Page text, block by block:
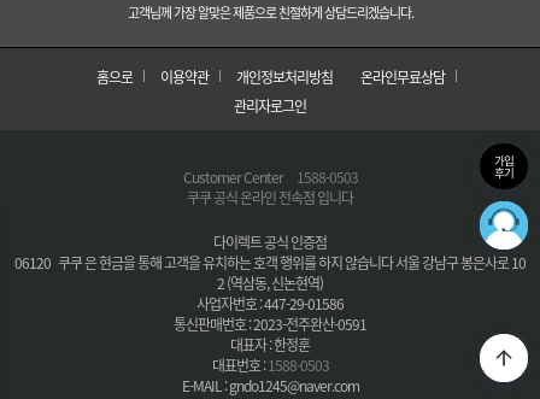
고객님께 가장 알맞은 제품으로 친절하게 상담드리겠습니다.
홈으로 이용약관 개인정보처리방침
온라인무료상담
관리자로그인
Customer Center
1588-0503
쿠쿠 공식 온라인 전속점 입니다
다이렉트 공식 인증점
06120 쿠쿠 은 현금을 통해 고객을 유치하는 호객 행위를 하지 않습니다 서울 강남구 봉은사로 10
2 (역삼동, 신논현역)
사업자번호 : 447-29-01586
통신판매번호 : 2023-전주완산-0591
대표자 : 한정훈
대표번호 :1588-0503
E-MAIL : gndo1245@naver.com
가입
후기